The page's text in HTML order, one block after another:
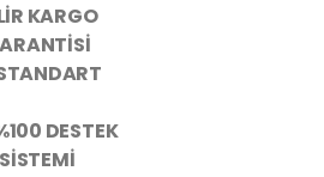
KARGO
DESTEK